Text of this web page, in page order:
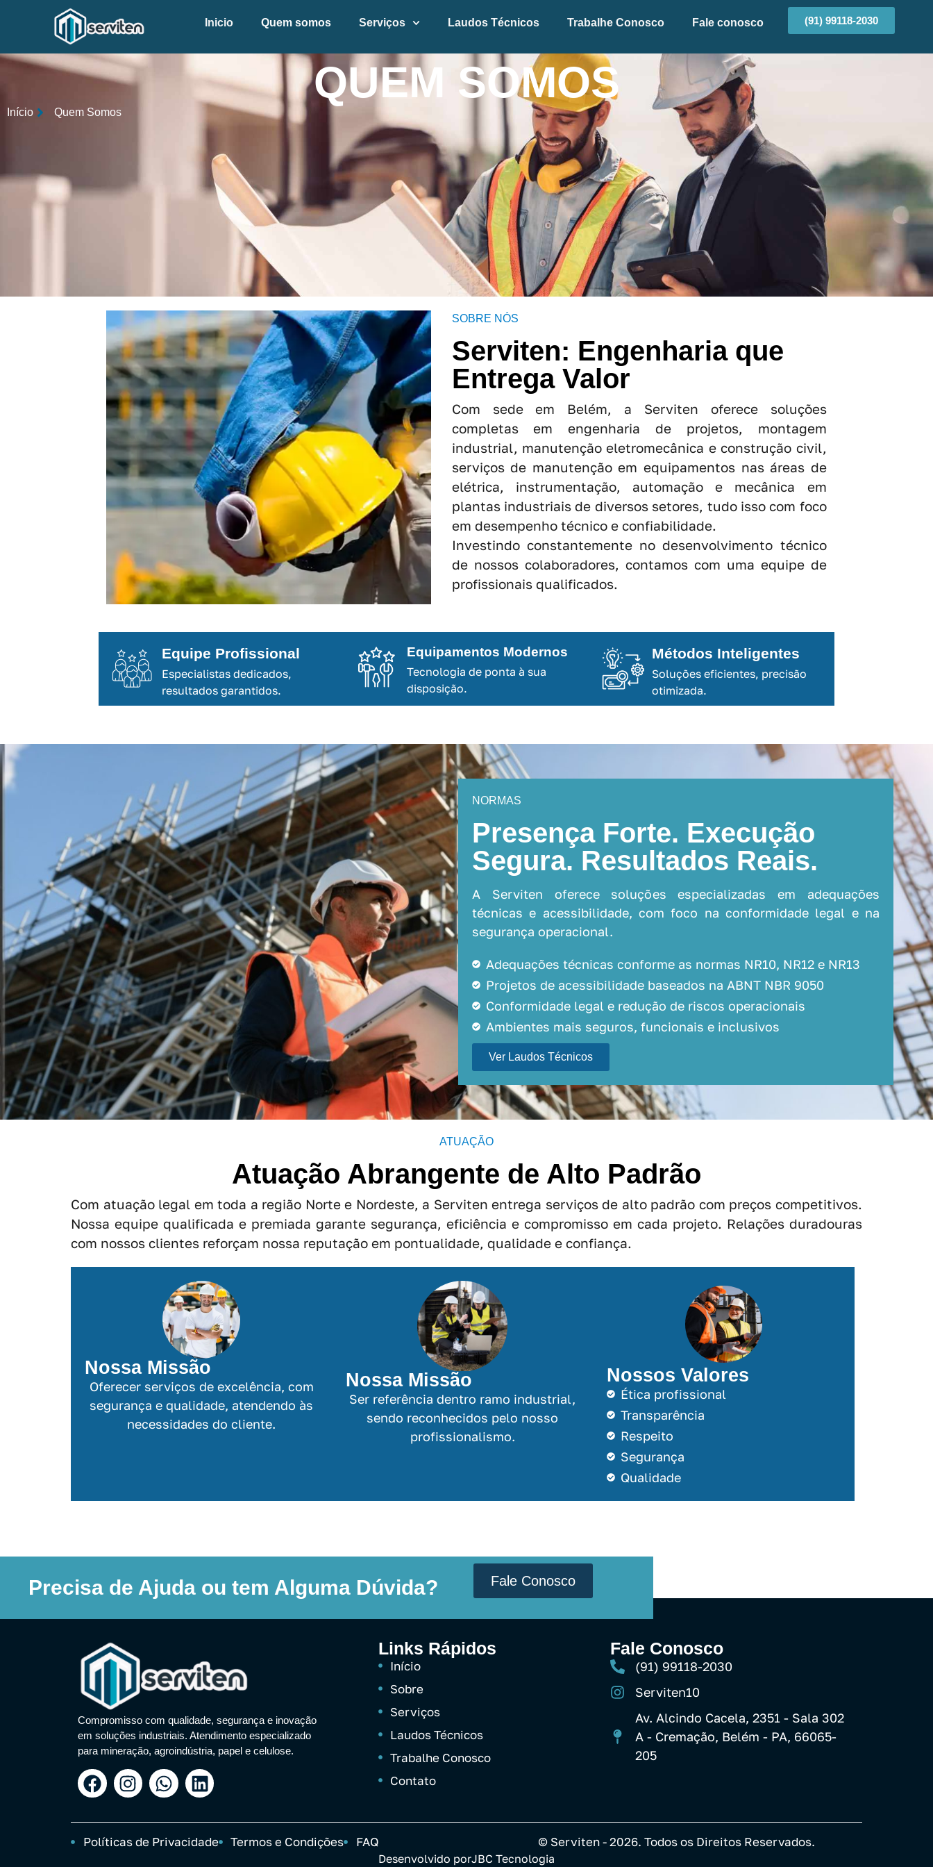
Inicio Quem somos Serviços Laudos Técnicos Trabalhe Conosco Fale conosco (91) 99118-2030
QUEM SOMOS
Início Quem Somos
SOBRE NÓS
Serviten: Engenharia que
Entrega Valor
Com sede em Belém, a Serviten oferece soluções
completas em engenharia de projetos, montagem
industrial, manutenção eletromecânica e construção civil,
serviços de manutenção em equipamentos nas áreas de
elétrica, instrumentação, automação e mecânica em
plantas industriais de diversos setores, tudo isso com foco
em desempenho técnico e confiabilidade.
Investindo constantemente no desenvolvimento técnico
de nossos colaboradores, contamos com uma equipe de
profissionais qualificados.
Equipe Profissional
Especialistas dedicados,
resultados garantidos.
Equipamentos Modernos
Tecnologia de ponta à sua
disposição.
Métodos Inteligentes
Soluções eficientes, precisão
otimizada.
NORMAS
Presença Forte. Execução
Segura. Resultados Reais.
A Serviten oferece soluções especializadas em adequações
técnicas e acessibilidade, com foco na conformidade legal e na
segurança operacional.
Adequações técnicas conforme as normas NR10, NR12 e NR13
Projetos de acessibilidade baseados na ABNT NBR 9050
Conformidade legal e redução de riscos operacionais
Ambientes mais seguros, funcionais e inclusivos
Ver Laudos Técnicos
ATUAÇÃO
Atuação Abrangente de Alto Padrão
Com atuação legal em toda a região Norte e Nordeste, a Serviten entrega serviços de alto padrão com preços competitivos.
Nossa equipe qualificada e premiada garante segurança, eficiência e compromisso em cada projeto. Relações duradouras
com nossos clientes reforçam nossa reputação em pontualidade, qualidade e confiança.
Nossa Missão
Oferecer serviços de excelência, com
segurança e qualidade, atendendo às
necessidades do cliente.
Nossa Missão
Ser referência dentro ramo industrial,
sendo reconhecidos pelo nosso
profissionalismo.
Nossos Valores
Ética profissional
Transparência
Respeito
Segurança
Qualidade
Precisa de Ajuda ou tem Alguma Dúvida? Fale Conosco
Compromisso com qualidade, segurança e inovação
em soluções industriais. Atendimento especializado
para mineração, agroindústria, papel e celulose.
Links Rápidos
Início
Sobre
Serviços
Laudos Técnicos
Trabalhe Conosco
Contato
Fale Conosco
(91) 99118-2030
Serviten10
Av. Alcindo Cacela, 2351 - Sala 302
A - Cremação, Belém - PA, 66065-
205
Políticas de Privacidade Termos e Condições FAQ © Serviten - 2026. Todos os Direitos Reservados.
Desenvolvido porJBC Tecnologia